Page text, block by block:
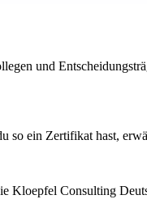
und
ein Zertifikat hast,
Kloepfel Consulting